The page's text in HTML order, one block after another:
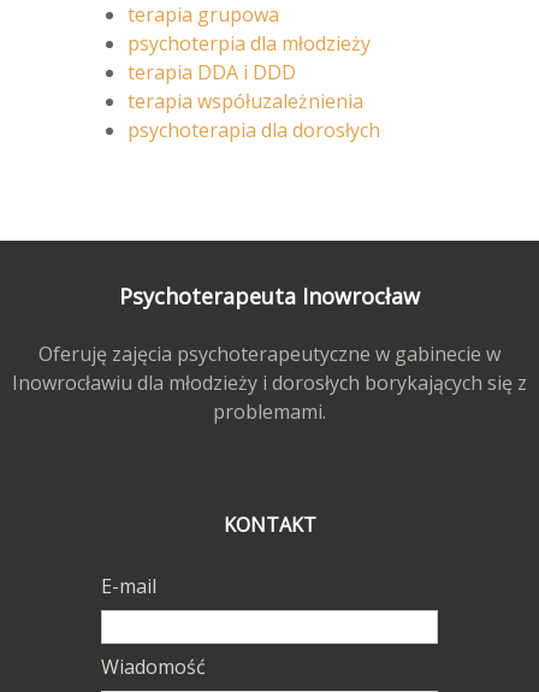
E-mail
Wiadomość
KONTAKT
Psychoterapeuta Inowrocław
Oferuję zajęcia psychoterapeutyczne w gabinecie w
Inowrocławiu dla młodzieży i dorosłych borykających się z
problemami.
terapia grupowa
psychoterpia dla młodzieży
terapia DDA i DDD
terapia współuzależnienia
psychoterapia dla dorosłych